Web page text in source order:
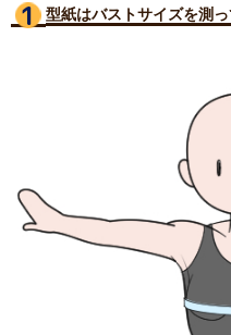
型紙はバストサイズを測